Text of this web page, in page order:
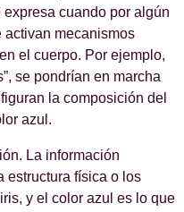
cuando por algún
activan mecanismos
el cuerpo. Por ejemplo,
se pondrían en marcha
la composición del
azul.
La información
estructura física o los
y el color azul es lo que